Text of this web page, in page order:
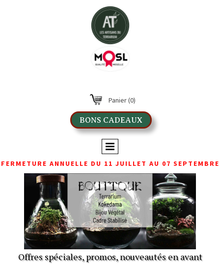
Panier(0)
BONS CADEAUX
FERMETURE ANNUELLE DU 11 JUILLET AU 07 SEPTEMBRE
Offres spéciales, promos, nouveautés en avant